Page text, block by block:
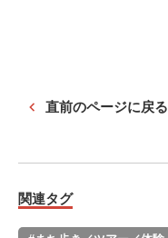
直前のページに戻る
関連タグ